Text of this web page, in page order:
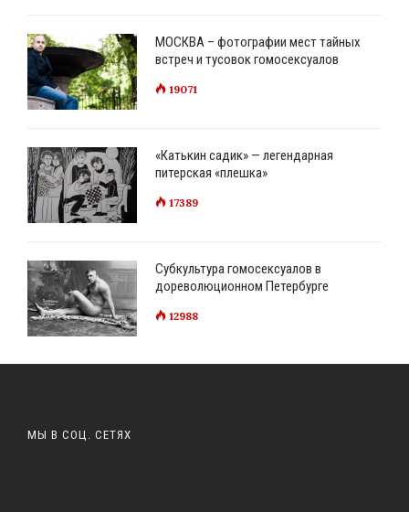
МОСКВА – фотографии мест тайных
встреч и тусовок гомосексуалов
19071
«Катькин садик» — легендарная
питерская «плешка»
17389
Субкультура гомосексуалов в
дореволюционном Петербурге
12988
МЫ В СОЦ. СЕТЯХ